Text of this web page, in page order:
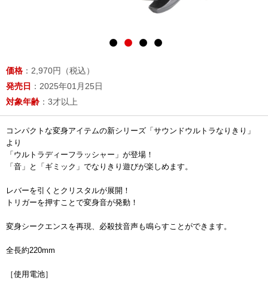
価格 ：2,970円（税込）
発売日 ：2025年01月25日
対象年齢 ：3才以上
コンパクトな変身アイテムの新シリーズ「サウンドウルトラなりきり」
より
「ウルトラディーフラッシャー」が登場！
「音」と「ギミック」でなりきり遊びが楽しめます。
レバーを引くとクリスタルが展開！
トリガーを押すことで変身音が発動！
変身シークエンスを再現、必殺技音声も鳴らすことができます。
全長約220mm
［使用電池］